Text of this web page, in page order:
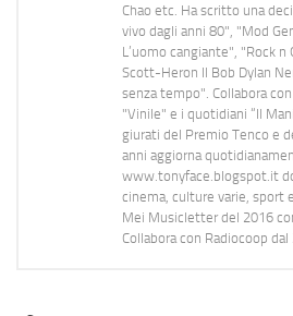
Chao etc. Ha scritto una
vivo dagli anni 80", "Mod
L’uomo cangiante", "Rock n
Scott-Heron Il Bob Dylan
senza tempo". Collabora con
"Vinile" e i quotidiani “Il
giurati del Premio Tenco e
anni aggiorna
www.tonyface.blogspot.it
cinema, culture varie, sport
Mei Musicletter del 2016
Collabora con Radiocoop dal